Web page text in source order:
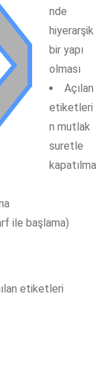
nde
hiyerarşik
bir yapı
olması
Açılan
etiketleri
n mutlak
suretle
kapatılma
ile başlama)
etiketleri